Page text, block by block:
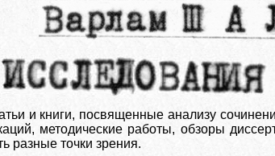
и книги, посвященные анализу
методические работы, обзоры
разные точки зрения.